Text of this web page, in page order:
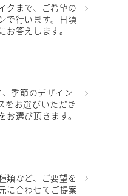
クまで、ご希望の
で行います。日頃
答えします。
季節のデザイン
をお選びいただき
選び頂きます。
類など、ご要望を
に合わせてご提案